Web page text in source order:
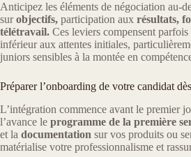
Anticipez les éléments de négociation au-
surobjectifs, participation aux résultats,
télétravail. Ces leviers compensent
inférieur aux attentes initiales,
juniors sensibles à la montée en
Préparer l’onboarding de votre candidat
L’intégration commence avant le premier
l’avance le programme de la première
et la documentation sur vos produits ou
matérialise votre professionnalisme et